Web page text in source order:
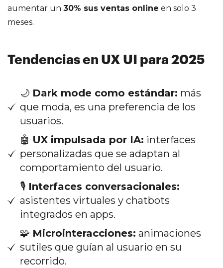
aumentar un 30% sus ventas online en solo 3
meses.
Tendencias en UX UI para 2025
🌙 Dark mode como estándar: más
que moda, es una preferencia de los
usuarios.
🤖 UX impulsada por IA: interfaces
personalizadas que se adaptan al
comportamiento del usuario.
🎙 Interfaces conversacionales:
asistentes virtuales y chatbots
integrados en apps.
🧩 Microinteracciones: animaciones
sutiles que guían al usuario en su
recorrido.